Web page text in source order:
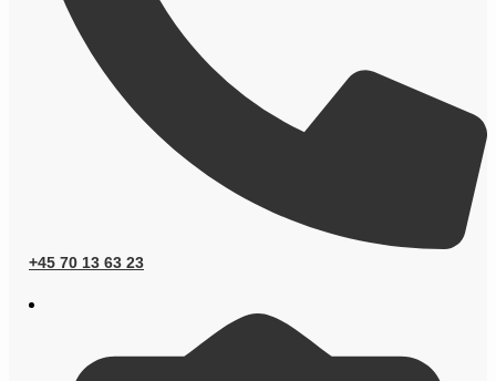
+45 70 13 63 23